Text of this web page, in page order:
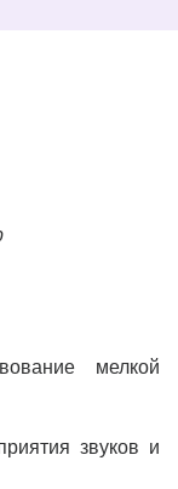
мелкой
звуков и